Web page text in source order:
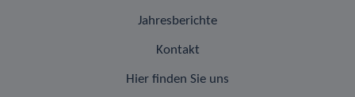
Jahresberichte
Kontakt
Hier finden Sie uns